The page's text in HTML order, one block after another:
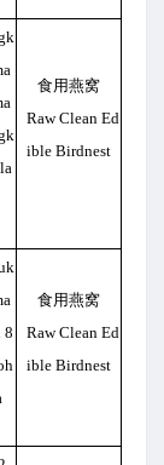
食用燕窝
Raw Clean Ed
ible Birdnest
8
食用燕窝
Raw Clean Ed
ible Birdnest